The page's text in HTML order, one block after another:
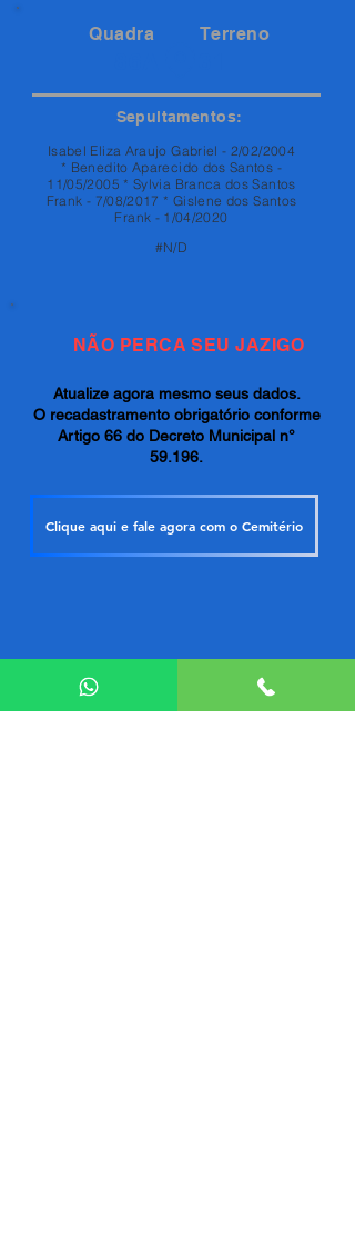
Quadra Terreno
Sepultamentos:
Isabel Eliza Araujo Gabriel - 2/02/2004
* Benedito Aparecido dos Santos -
11/05/2005 * Sylvia Branca dos Santos
Frank - 7/08/2017 * Gislene dos Santos
Frank - 1/04/2020
#N/D
NÃO PERCA SEU JAZIGO
Atualize agora mesmo seus dados.
O recadastramento obrigatório conforme
Artigo 66 do Decreto Municipal n°
59.196.
Clique aqui e fale agora com o Cemitério